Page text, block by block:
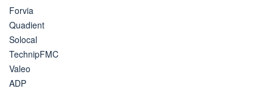
Forvia
Quadient
Solocal
TechnipFMC
Valeo
ADP